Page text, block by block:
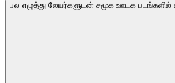
பல எழுத்து லேயர்களுடன் சமூக ஊடக படங்களில்